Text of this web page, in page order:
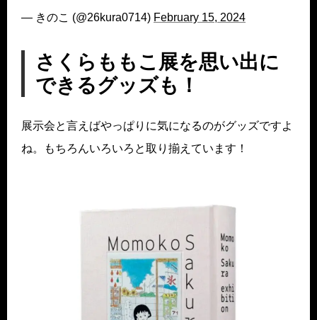
— きのこ (@26kura0714) February 15, 2024
さくらももこ展を思い出に
できるグッズも！
展示会と言えばやっぱりに気になるのがグッズですよ
ね。もちろんいろいろと取り揃えています！